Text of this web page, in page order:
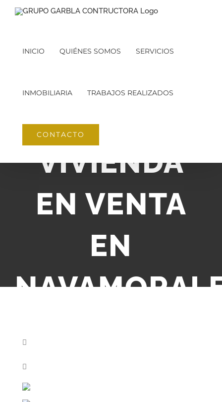
Saltar
INICIO
QUIÉNES SOMOS SERVICIOS
INMOBILIARIA TRABAJOS REALIZADOS
CONTACTO
VIVIENDA
EN VENTA
EN